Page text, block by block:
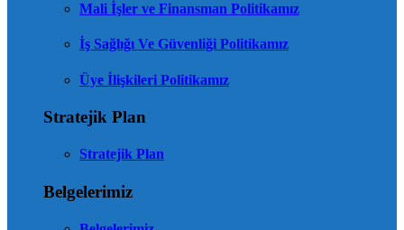
Mali İşler ve Finansman Politikamız
İş Sağlığı Ve Güvenliği Politikamız
Üye İlişkileri Politikamız
Stratejik Plan
Stratejik Plan
Belgelerimiz